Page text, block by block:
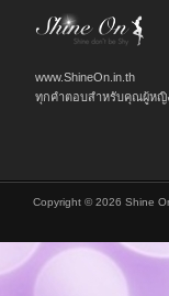
www.ShineOn.in.th
ทุกคำตอบสำหรับคุณผู้หญิ
Copyright © 2026 Shine